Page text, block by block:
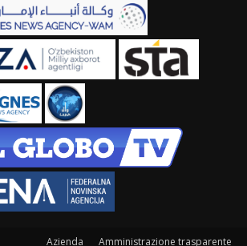
Azienda Amministrazione trasparente